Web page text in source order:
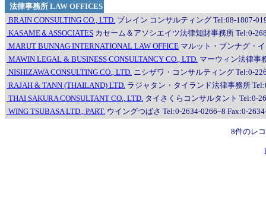
法律事務所 LAW OFFICES
BRAIN CONSULTING CO., LTD. ブレイン コンサルティング Tel:08-1807-
KASAME＆ASSOCIATES カセーム＆アソシエイツ法律知財事務所 Tel:0-
MARUT BUNNAG INTERNATIONAL LAW OFFICE マルット・ブンナグ・
MAWIN LEGAL & BUSINESS CONSULTANCY CO., LTD. マーウィン法律事
NISHIZAWA CONSULTING CO., LTD. ニシザワ・コンサルティング Tel:0-
RAJAH & TANN (THAILAND) LTD. ラジャタン・タイランド法律事務所
THAI SAKURA CONSULTANT CO., LTD. タイさくらコンサルタント Tel:0-
WING TSUBASA LTD., PART. ウイングつばさ Tel:0-2634-0266~8 Fax:0-
8件のレ